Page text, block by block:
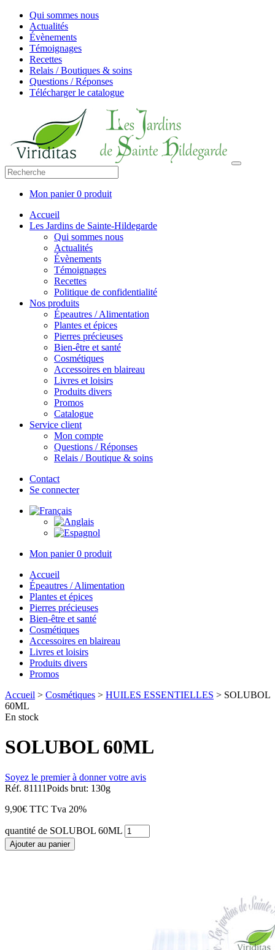
Qui sommes nous
Actualités
Évènements
Témoignages
Recettes
Relais / Boutiques & soins
Questions / Réponses
Télécharger le catalogue
Mon panier0 produit
Accueil
Les Jardins de Sainte-Hildegarde
Qui sommes nous
Actualités
Évènements
Témoignages
Recettes
Politique de confidentialité
Nos produits
Épeautres / Alimentation
Plantes et épices
Pierres précieuses
Bien-être et santé
Cosmétiques
Accessoires en blaireau
Livres et loisirs
Produits divers
Promos
Catalogue
Service client
Mon compte
Questions / Réponses
Relais / Boutique & soins
Contact
Se connecter
Mon panier0 produit
Accueil
Épeautres / Alimentation
Plantes et épices
Pierres précieuses
Bien-être et santé
Cosmétiques
Accessoires en blaireau
Livres et loisirs
Produits divers
Promos
Accueil > Cosmétiques > HUILES ESSENTIELLES > SOLUBOL
60ML
En stock
SOLUBOL 60ML
Soyez le premier à donner votre avis
Réf. 81111Poids brut: 130g
9,90€ TTC Tva 20%
quantité de SOLUBOL 60ML
Ajouter au panier